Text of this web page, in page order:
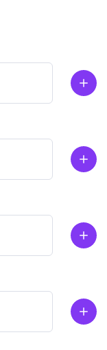
Plus
Plus
Plus
Plus